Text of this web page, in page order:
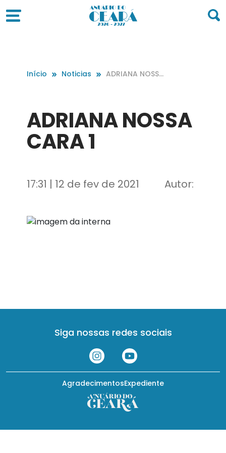
Início Noticias
ADRIANA NOSS
ADRIANA NOSSA
CARA 1
17:31 | 12 de fev de 2021 Autor:
Siga nossas redes sociais
Expediente
Agradecimentos